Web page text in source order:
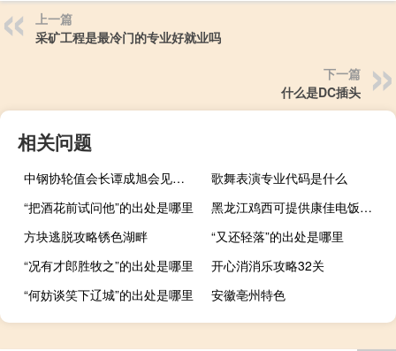
上一篇
采矿工程是最冷门的专业好就业吗
下一篇
什么是DC插头
相关问题
中钢协轮值会长谭成旭会见世界钢协会长崔正友 双方就深化合作达成共识
歌舞表演专业代码是什么
“把酒花前试问他”的出处是哪里
黑龙江鸡西可提供康佳电饭煲维修服务地址在哪
方块逃脱攻略锈色湖畔
“又还轻落”的出处是哪里
“况有才郎胜牧之”的出处是哪里
开心消消乐攻略32关
“何妨谈笑下辽城”的出处是哪里
安徽亳州特色